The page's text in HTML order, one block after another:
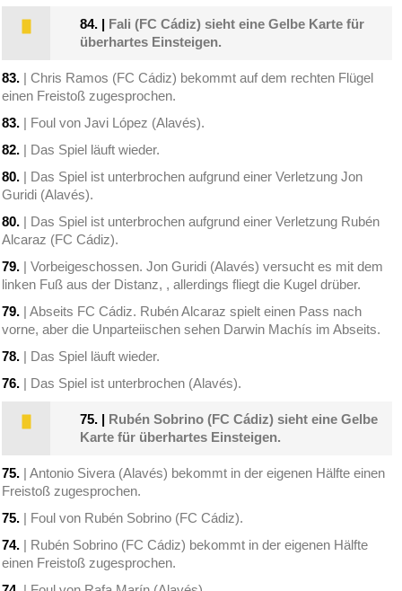
84. | Fali (FC Cádiz) sieht eine Gelbe Karte für
überhartes Einsteigen.
83. | Chris Ramos (FC Cádiz) bekommt auf dem rechten Flügel
einen Freistoß zugesprochen.
83. | Foul von Javi López (Alavés).
82. | Das Spiel läuft wieder.
80. | Das Spiel ist unterbrochen aufgrund einer Verletzung Jon
Guridi (Alavés).
80. | Das Spiel ist unterbrochen aufgrund einer Verletzung Rubén
Alcaraz (FC Cádiz).
79. | Vorbeigeschossen. Jon Guridi (Alavés) versucht es mit dem
linken Fuß aus der Distanz, , allerdings fliegt die Kugel drüber.
79. | Abseits FC Cádiz. Rubén Alcaraz spielt einen Pass nach
vorne, aber die Unparteiischen sehen Darwin Machís im Abseits.
78. | Das Spiel läuft wieder.
76. | Das Spiel ist unterbrochen (Alavés).
75. | Rubén Sobrino (FC Cádiz) sieht eine Gelbe
Karte für überhartes Einsteigen.
75. | Antonio Sivera (Alavés) bekommt in der eigenen Hälfte einen
Freistoß zugesprochen.
75. | Foul von Rubén Sobrino (FC Cádiz).
74. | Rubén Sobrino (FC Cádiz) bekommt in der eigenen Hälfte
einen Freistoß zugesprochen.